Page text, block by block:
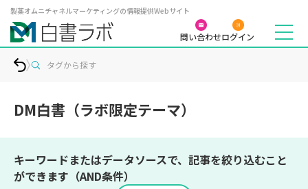
製薬オムニチャネルマーケティングの情報提供Webサイト
問い合わせログイン
タグから探す
DM白書（ラボ限定テーマ）
キーワードまたはデータソースで、記事を絞り込むこと
ができます（AND条件）